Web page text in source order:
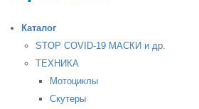
Каталог
STOP COVID-19 МАСКИ и др.
ТЕХНИКА
Мотоциклы
Скутеры